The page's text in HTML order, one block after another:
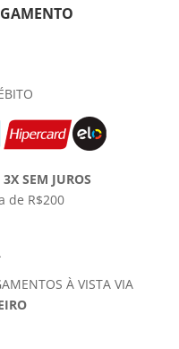
SEM JUROS
de R$200
À VISTA VIA